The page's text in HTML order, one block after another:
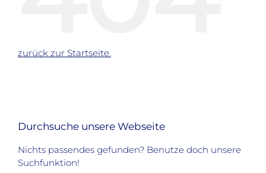
zurück zur Startseite.
Durchsuche unsere Webseite
Nichts passendes gefunden? Benutze doch unsere
Suchfunktion!